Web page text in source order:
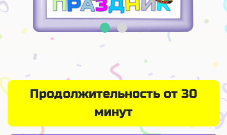
Продолжительность от 30
минут